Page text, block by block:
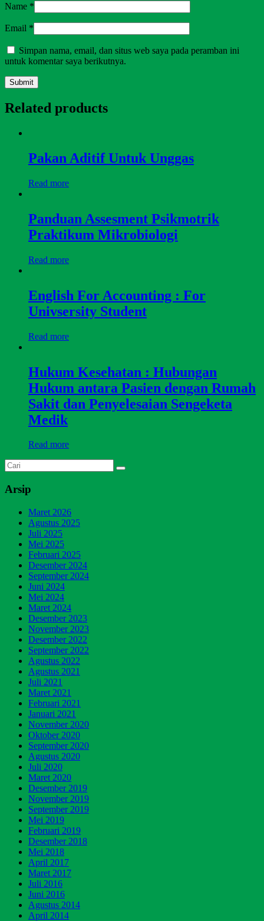
Name *
Email *
Simpan nama, email, dan situs web saya pada peramban ini
untuk komentar saya berikutnya.
Related products
Pakan Aditif Untuk Unggas
Read more
Panduan Assesment Psikmotrik
Praktikum Mikrobiologi
Read more
English For Accounting : For
Univsersity Student
Read more
Hukum Kesehatan : Hubungan
Hukum antara Pasien dengan Rumah
Sakit dan Penyelesaian Sengeketa
Medik
Read more
Arsip
Maret 2026
Agustus 2025
Juli 2025
Mei 2025
Februari 2025
Desember 2024
September 2024
Juni 2024
Mei 2024
Maret 2024
Desember 2023
November 2023
Desember 2022
September 2022
Agustus 2022
Agustus 2021
Juli 2021
Maret 2021
Februari 2021
Januari 2021
November 2020
Oktober 2020
September 2020
Agustus 2020
Juli 2020
Maret 2020
Desember 2019
November 2019
September 2019
Mei 2019
Februari 2019
Desember 2018
Mei 2018
April 2017
Maret 2017
Juli 2016
Juni 2016
Agustus 2014
April 2014